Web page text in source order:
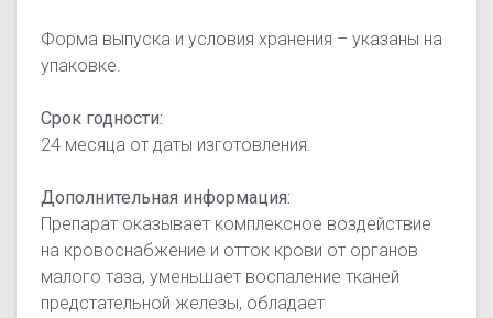
Форма выпуска и условия хранения – указаны на
упаковке.
Срок годности:
24 месяца от даты изготовления.
Дополнительная информация:
Препарат оказывает комплексное воздействие
на кровоснабжение и отток крови от органов
малого таза, уменьшает воспаление тканей
предстательной железы, обладает